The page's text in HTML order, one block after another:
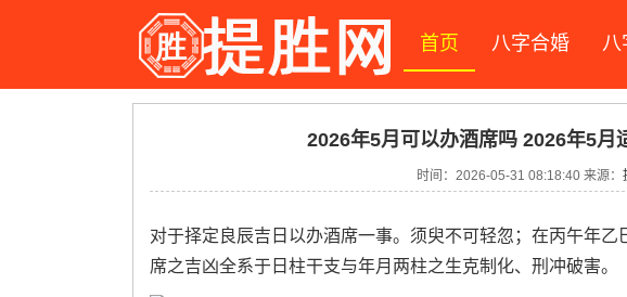
首页 八字合婚 八
2026年5月可以办酒席吗 2026年5月
时间：2026-05-31 08:18:40 来源：
对于择定良辰吉日以办酒席一事。须臾不可轻忽；在丙午年
席之吉凶全系于日柱干支与年月两柱之生克制化、刑冲破害。